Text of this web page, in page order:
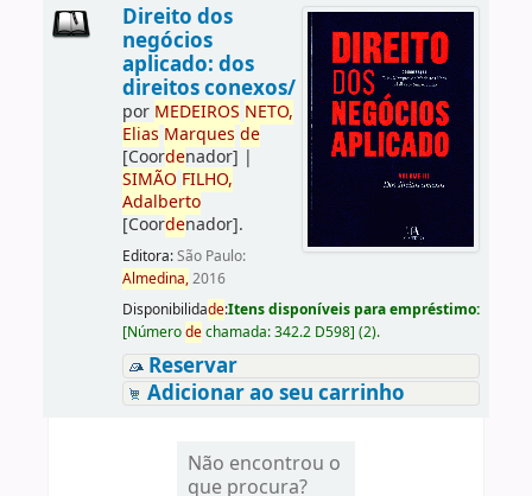
Direito dos
negócios
aplicado: dos
direitos conexos/
por MEDEIROS NETO,
Elias Marques de
[Coordenador] |
SIMÃO FILHO,
Adalberto
[Coordenador].
Editora:São Paulo:
Almedina,2016
Disponibilidade:Itens disponíveis para empréstimo:
[Númerodechamada:342.2 D598] (2).
Reservar
Adicionar ao seu carrinho
Não encontrou o
que procura?